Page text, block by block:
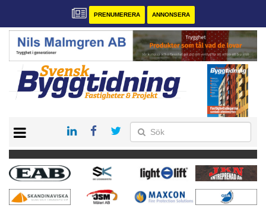
PRENUMERERA ANNONSERA
PRENUMERERA
VÅRA ANDRA MAGASIN
ANNONSERA